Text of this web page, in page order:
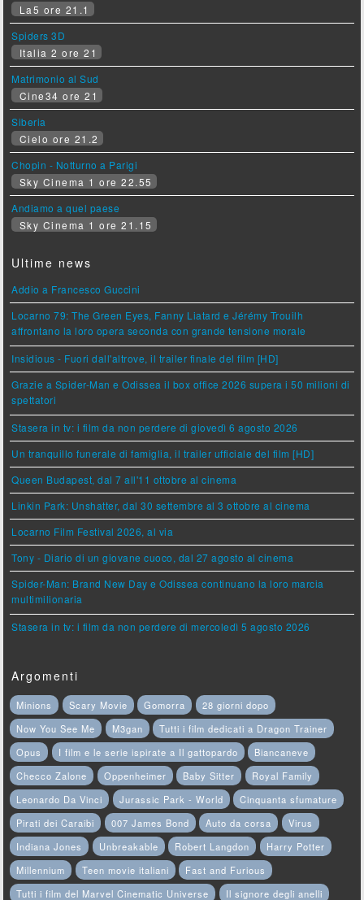
La5 ore 21.1
Spiders 3D
Italia 2 ore 21
Matrimonio al Sud
Cine34 ore 21
Siberia
Cielo ore 21.2
Chopin - Notturno a Parigi
Sky Cinema 1 ore 22.55
Andiamo a quel paese
Sky Cinema 1 ore 21.15
Ultime news
Addio a Francesco Guccini
Locarno 79: The Green Eyes, Fanny Liatard e Jérémy Trouilh
affrontano la loro opera seconda con grande tensione morale
Insidious - Fuori dall'altrove, il trailer finale del film [HD]
Grazie a Spider-Man e Odissea il box office 2026 supera i 50 milioni di
spettatori
Stasera in tv: i film da non perdere di giovedì 6 agosto 2026
Un tranquillo funerale di famiglia, il trailer ufficiale del film [HD]
Queen Budapest, dal 7 all'11 ottobre al cinema
Linkin Park: Unshatter, dal 30 settembre al 3 ottobre al cinema
Locarno Film Festival 2026, al via
Tony - Diario di un giovane cuoco, dal 27 agosto al cinema
Spider-Man: Brand New Day e Odissea continuano la loro marcia
multimilionaria
Stasera in tv: i film da non perdere di mercoledì 5 agosto 2026
Argomenti
Minions Scary Movie Gomorra
28 giorni dopo
Now You See Me
M3gan
Tutti i film dedicati a Dragon Trainer
Opus
I film e le serie ispirate a Il gattopardo
Biancaneve
Checco Zalone
Oppenheimer Baby Sitter
Royal Family
Leonardo Da Vinci
Jurassic Park - World
Cinquanta sfumature
Pirati dei Caraibi
007 James Bond Auto da corsa
Virus
Indiana Jones
Unbreakable Robert Langdon
Harry Potter
Millennium
Teen movie italiani
Fast and Furious
Tutti i film del Marvel Cinematic Universe
Il signore degli anelli